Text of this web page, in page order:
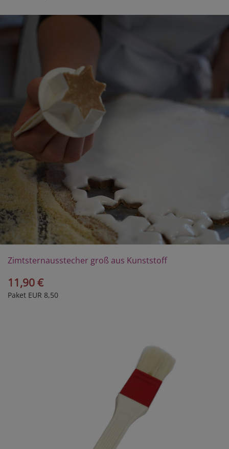
Zimtsternausstecher groß aus Kunststoff
11,90 €
Paket EUR 8,50